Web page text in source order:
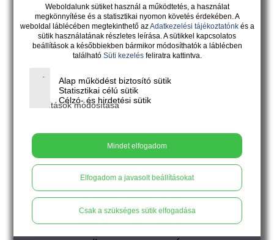
9.900Ft
MOIRA - irizáló citromsárga lógós
fülbevaló
Weboldalunk sütiket használ a működtetés, a használat
megkönnyítése és a statisztikai nyomon követés érdekében. A
weboldal láblécében megtekinthető azAdatkezelési tájékoztatónkés a
sütik használatának részletes leírása. A sütikkel kapcsolatos
beállítások a későbbiekben bármikor módosíthatók a láblécben
található Süti kezelésfeliratra kattintva.
Alap működést biztosító sütik
Statisztikai célú sütik
Célzó- és hirdetési sütik
Beállítások módosítása
Mindet elfogadom
Elfogadom a javasolt beállításokat
Csak a szükséges sütik elfogadása